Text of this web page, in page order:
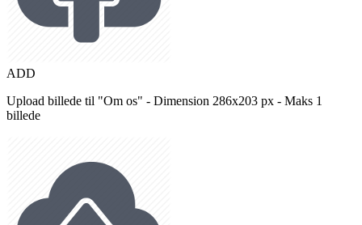
ADD
Upload billede til "Om os" - Dimension 286x203 px - Maks 1
billede